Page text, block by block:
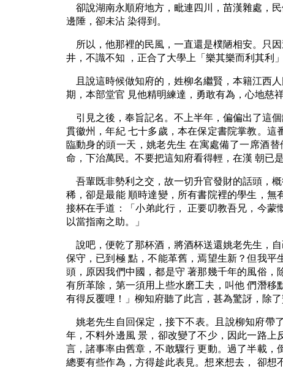
卻說湖南永順府地方，毗連四川，苗漢雜處，
邊陲，卻未沾 染得到。
所以，他那裡的民風，一直還是樸陋相安。只
井，不識不知 ，正合了大學上「樂其樂而利其利
且說這時候做知府的，姓柳名繼賢，本籍江西
期，本部堂官 見他精明練達，勇敢有為，心地慈
引見之後，奉旨記名。不上半年，偏偏出了這
貫徽州，年紀 七十多歲，本在保定書院掌教。
臨動身的頭一天，姚老先生 在寓處備了一席酒
命，下治萬民。不要把這知府看得輕，在漢 朝已
吾輩既非勢利之交，故一切升官發財的話頭，
稀，卻是最能 順時達變，所有書院裡的學生，
接杯在手道：「小弟此行， 正要叨教吾兄，今蒙
以當指南之助。」
說吧，便乾了那杯酒，將酒杯送還姚老先生，
保守，已到極 點，不能革舊，焉望生新？但我
頭，原因我們中國，都是守 著那幾千年的風俗，
有所革除，第一須用上些水磨工夫，叫他 們潛
有得反覆哩！」柳知府聽了此言，甚為驚訝，除
姚老先生自回保定，接下不表。且說柳知府帶
年，不料外邊風 景，卻改變了不少，因此一路
言，諸事率由舊章，不敢驟行 更動。過了半載，
總要有些作為，方得趁此表見。想來想去， 卻